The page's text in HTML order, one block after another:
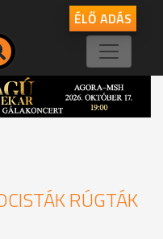
ÉLŐ ADÁS
RÚGTÁK